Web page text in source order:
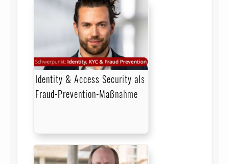
Identity & Access Security als
Fraud-Prevention-Maßnahme